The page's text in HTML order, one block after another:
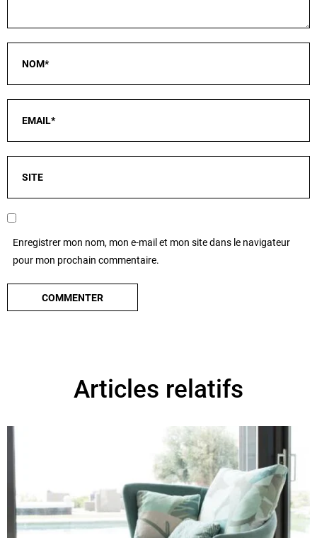
Enregistrer mon nom, mon e-mail et mon site dans le navigateur
pour mon prochain commentaire.
Articles relatifs